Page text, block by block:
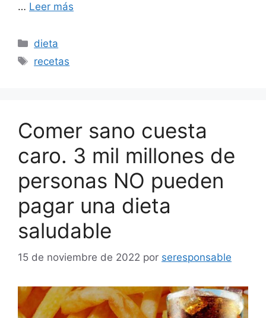
… Leer más
Categorías
dieta
Etiquetas
recetas
Comer sano cuesta
caro. 3 mil millones de
personas NO pueden
pagar una dieta
saludable
15 de noviembre de 2022 por seresponsable